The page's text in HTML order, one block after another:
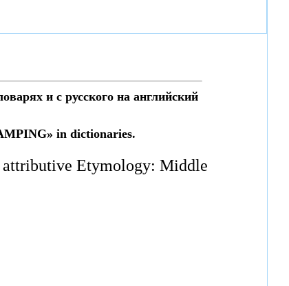
и с русского на английский
in dictionaries.
attributive Etymology: Middle